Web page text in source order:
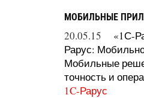
МОБИЛЬНЫЕ
20.05.15
«1С-
Рарус:
Мобильные
точность и
1C-Рарус